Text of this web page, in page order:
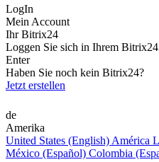
LogIn
Mein Account
Ihr Bitrix24
Loggen Sie sich in Ihrem
Enter
Haben Sie noch kein Bitrix24?
Jetzt erstellen
de
Amerika
United States (English) América
México (Español) Colombia